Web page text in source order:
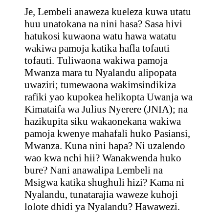
Je, Lembeli anaweza kueleza kuwa utatu
huu unatokana na nini hasa? Sasa hivi
hatukosi kuwaona watu hawa watatu
wakiwa pamoja katika hafla tofauti
tofauti. Tuliwaona wakiwa pamoja
Mwanza mara tu Nyalandu alipopata
uwaziri; tumewaona wakimsindikiza
rafiki yao kupokea helikopta Uwanja wa
Kimataifa wa Julius Nyerere (JNIA); na
hazikupita siku wakaonekana wakiwa
pamoja kwenye mahafali huko Pasiansi,
Mwanza. Kuna nini hapa? Ni uzalendo
wao kwa nchi hii? Wanakwenda huko
bure? Nani anawalipa Lembeli na
Msigwa katika shughuli hizi? Kama ni
Nyalandu, tunatarajia waweze kuhoji
lolote dhidi ya Nyalandu? Hawawezi.